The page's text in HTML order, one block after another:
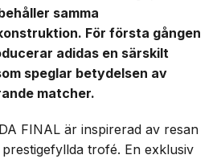
samma
För första gången
adidas en särskilt
speglar betydelsen av
matcher.
FINAL är inspirerad av resan
trofé. En exklusiv